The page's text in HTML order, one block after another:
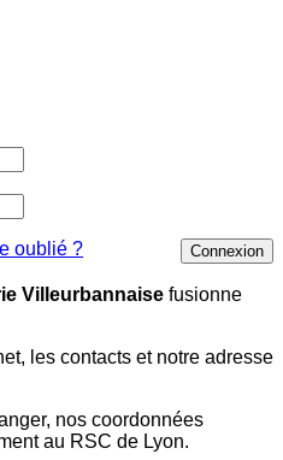
Connexion
oublié ?
Villeurbannaise fusionne
les contacts et notre adresse
nos coordonnées
au RSC de Lyon.